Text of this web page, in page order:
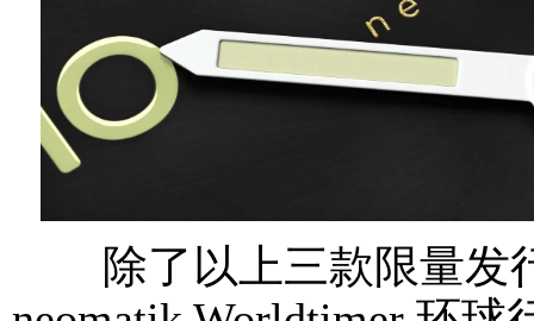
除了以上三款限量发行